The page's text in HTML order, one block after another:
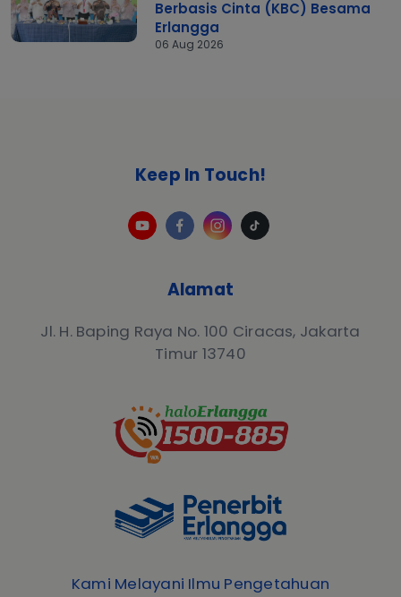
Berbasis Cinta (KBC) Besama
Erlangga
06 Aug 2026
Alamat
Jl. H. Baping Raya No. 100 Ciracas, Jakarta
Timur 13740
Keep In Touch!
Kami Melayani Ilmu Pengetahuan